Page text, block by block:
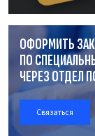
ОФОРМИТЬ
ПО
ЧЕРЕЗ ОТДЕЛ
Связаться